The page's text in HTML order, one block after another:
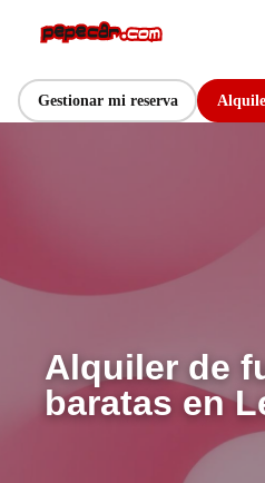
Gestionar mi reserva
Alquiler de
baratas en